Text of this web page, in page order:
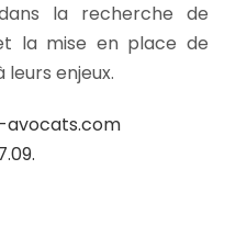
la recherche de
la mise en place de
enjeux.
avocats.com